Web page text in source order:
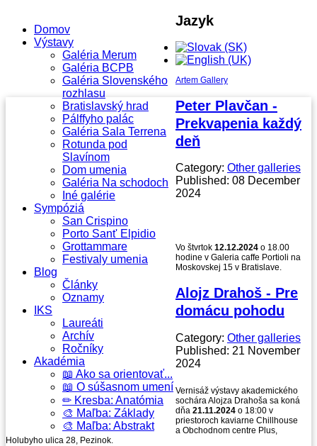
Domov
Výstavy
Galéria Merum
Galéria BCPB
Galéria Slovenského
rozhlasu
Bratislavský hrad
Pálffyho palác
Galéria Sala Terrena
Rotunda pod
Slavínom
Dom umenia
Galéria Na schodoch
Iné galérie
Sympóziá
San Crispino
Porto Sant' Elpidio
Grottammare
Festivaly umenia
Blog
Články
Oznamy
IKS
Laureáti
Archív
Ročníky
Akadémia
📖 Ako sa orientovať...
📖 O súšasnom umení
✏ Kresba: Anatómia
🎨 Maľba: Základy
🎨 Maľba: Abstrakt
Jazyk
Artem Gallery
Peter Plavčan -
Prekvapenia každý
deň
Category: Other galleries
Published: 08 December
2024
Vo štvrtok 12.12.2024 o 18.00
hodine v Galeria caffe Portioli na
Moskovskej 15 v Bratislave.
Alojz Drahoš - Pre
domácu pohodu
Category: Other galleries
Published: 21 November
2024
Vernisáž výstavy akademického
sochára Alojza Drahoša sa koná
dňa 21.11.2024 o 18:00 v
priestoroch kaviarne Chillhouse
a Obchodnom centre Plus,
Holubyho ulica 28, Pezinok.